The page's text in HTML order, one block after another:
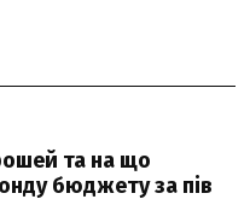
та на що
бюджету за пів